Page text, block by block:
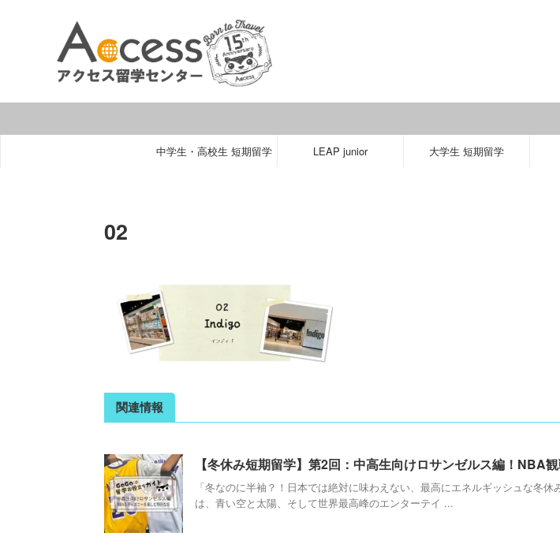
中学生・高校生 短期留学 LEAP junior 大学生 短期留学
02
関連情報
【冬休み短期留学】第2回：中高生向けロサンゼルス編！NBA
「冬なのに半袖？！日本では絶対に味わえない、最高にエネルギッシュな冬
は、青い空と太陽、そして世界最高峰のエンターテイ ...